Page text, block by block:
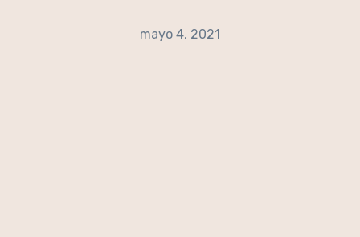
mayo 4, 2021